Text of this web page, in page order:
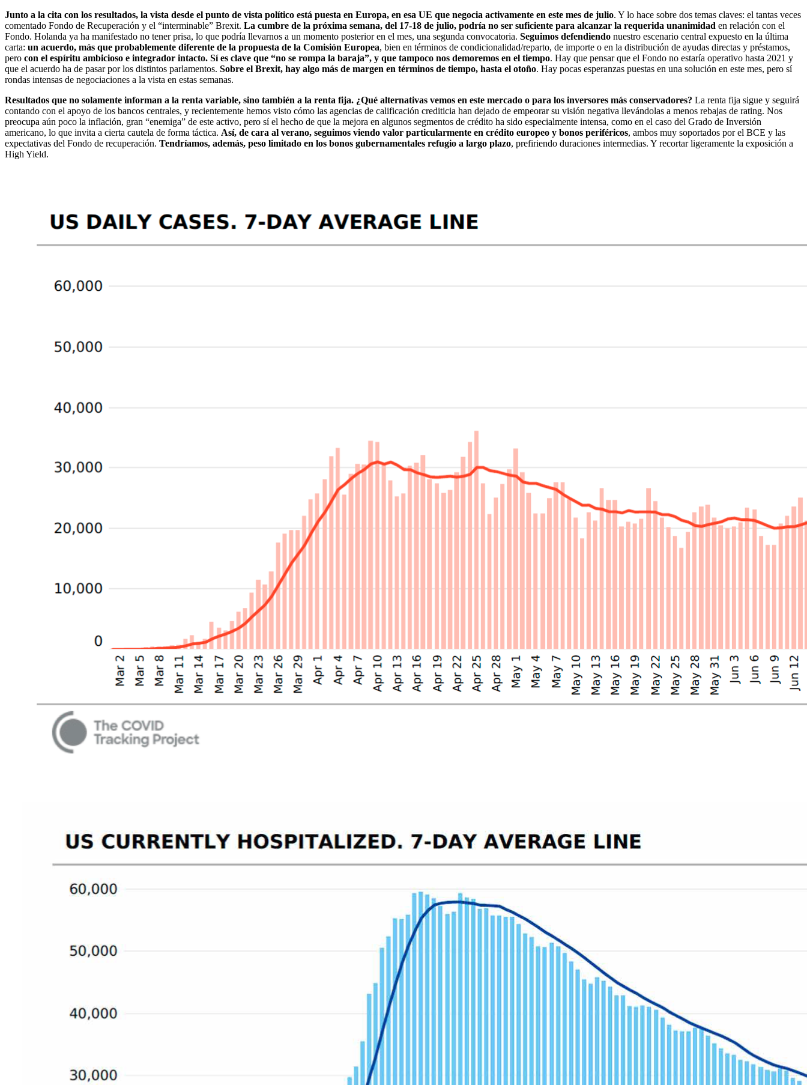
Junto a la cita con los resultados, la vista desde el punto de vista político está puesta en Europa, en esa UE que negocia activamente en este mes de julio. Y lo hace sobre dos temas claves: el tantas veces
comentado Fondo de Recuperación y el “interminable” Brexit. La cumbre de la próxima semana, del 17-18 de julio, podría no ser suficiente para alcanzar la requerida unanimidad en relación con el
Fondo. Holanda ya ha manifestado no tener prisa, lo que podría llevarnos a un momento posterior en el mes, una segunda convocatoria. Seguimos defendiendo nuestro escenario central expuesto en la última
carta: un acuerdo, más que probablemente diferente de la propuesta de la Comisión Europea, bien en términos de condicionalidad/reparto, de importe o en la distribución de ayudas directas y préstamos,
pero con el espíritu ambicioso e integrador intacto. Sí es clave que “no se rompa la baraja”, y que tampoco nos demoremos en el tiempo. Hay que pensar que el Fondo no estaría operativo hasta 2021 y
que el acuerdo ha de pasar por los distintos parlamentos. Sobre el Brexit, hay algo más de margen en términos de tiempo, hasta el otoño. Hay pocas esperanzas puestas en una solución en este mes, pero sí
rondas intensas de negociaciones a la vista en estas semanas.
Resultados que no solamente informan a la renta variable, sino también a la renta fija. ¿Qué alternativas vemos en este mercado o para los inversores más conservadores? La renta fija sigue y seguirá
contando con el apoyo de los bancos centrales, y recientemente hemos visto cómo las agencias de calificación crediticia han dejado de empeorar su visión negativa llevándolas a menos rebajas de rating. Nos
preocupa aún poco la inflación, gran “enemiga” de este activo, pero sí el hecho de que la mejora en algunos segmentos de crédito ha sido especialmente intensa, como en el caso del Grado de Inversión
americano, lo que invita a cierta cautela de forma táctica. Así, de cara al verano, seguimos viendo valor particularmente en crédito europeo y bonos periféricos, ambos muy soportados por el BCE y las
expectativas del Fondo de recuperación. Tendríamos, además, peso limitado en los bonos gubernamentales refugio a largo plazo, prefiriendo duraciones intermedias. Y recortar ligeramente la exposición a
High Yield.